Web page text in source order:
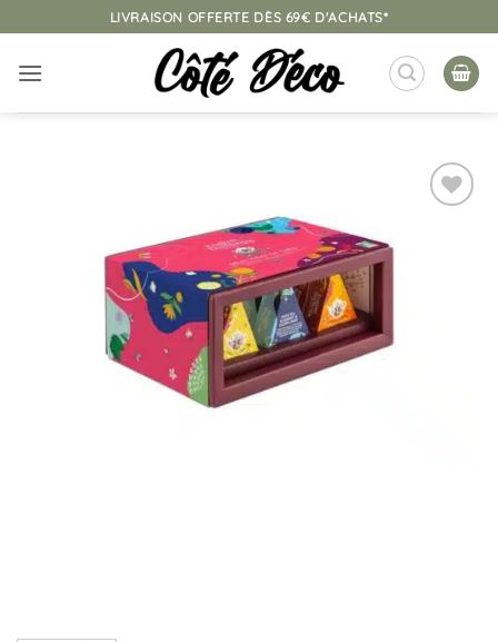
au
contenu
LIVRAISON OFFERTE DÈS 69€ D'ACHATS*